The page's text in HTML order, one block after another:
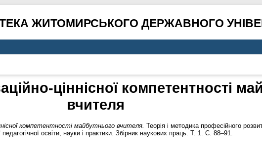
ЖИТОМИРСЬКОГО ДЕРЖАВНОГО
ціннісної компетентності
вчителя
компетентності майбутнього вчителя. Теорія і методика професійного
освіти, науки і практики. Збірник наукових праць. Т. 1. С. 88–91.